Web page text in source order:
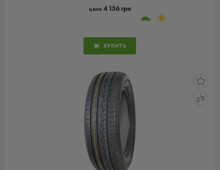
цена4 136 грн
КУПИТЬ